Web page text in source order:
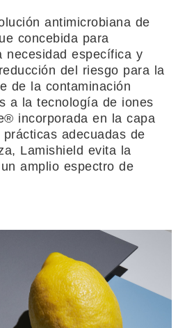
antimicrobiana de
concebida para
necesidad específica y
del riesgo para la
de la contaminación
a la tecnología de iones
incorporada en la capa
adecuadas de
Lamishield evita la
amplio espectro de